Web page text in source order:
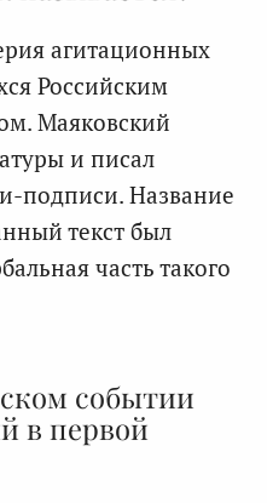
агитационных
Российским
Маяковский
и писал
подписи. Название
текст был
часть такого
событии
в первой